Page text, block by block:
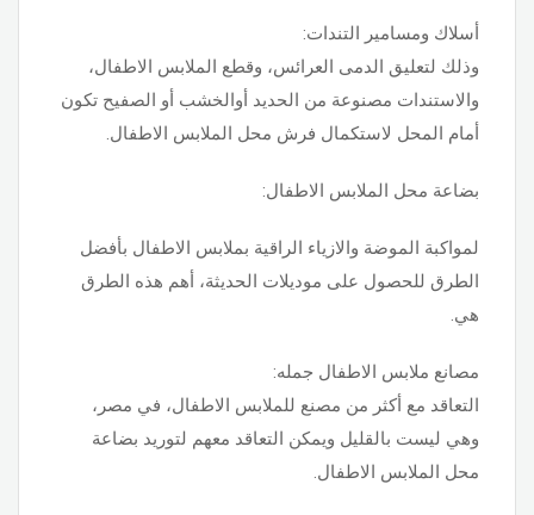
أسلاك ومسامير التندات:
وذلك لتعليق الدمى العرائس، وقطع الملابس الاطفال،
والاستندات مصنوعة من الحديد أوالخشب أو الصفيح تكون
أمام المحل لاستكمال فرش محل الملابس الاطفال.
بضاعة محل الملابس الاطفال:
لمواكبة الموضة والازياء الراقية بملابس الاطفال بأفضل
الطرق للحصول على موديلات الحديثة، أهم هذه الطرق
هي.
مصانع ملابس الاطفال جمله:
التعاقد مع أكثر من مصنع للملابس الاطفال، في مصر،
وهي ليست بالقليل ويمكن التعاقد معهم لتوريد بضاعة
محل الملابس الاطفال.